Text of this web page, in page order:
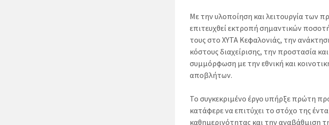
Με την υλοποίηση και λειτουργία των
επιτευχθεί εκτροπή σημαντικών
τους στο ΧΥΤΑ Κεφαλονιάς, την
κόστους διαχείρισης, την προστασία
συμμόρφωση με την εθνική και
αποβλήτων.
Το συγκεκριμένο έργο υπήρξε πρώτη
κατάφερε να επιτύχει το στόχο της
καθημερινότητας και την αναβάθμιση